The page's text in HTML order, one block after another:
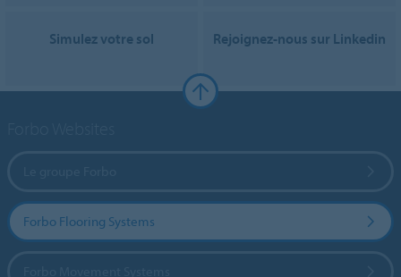
Simulez votre sol Rejoignez-nous sur Linkedin
Forbo Flooring Systems